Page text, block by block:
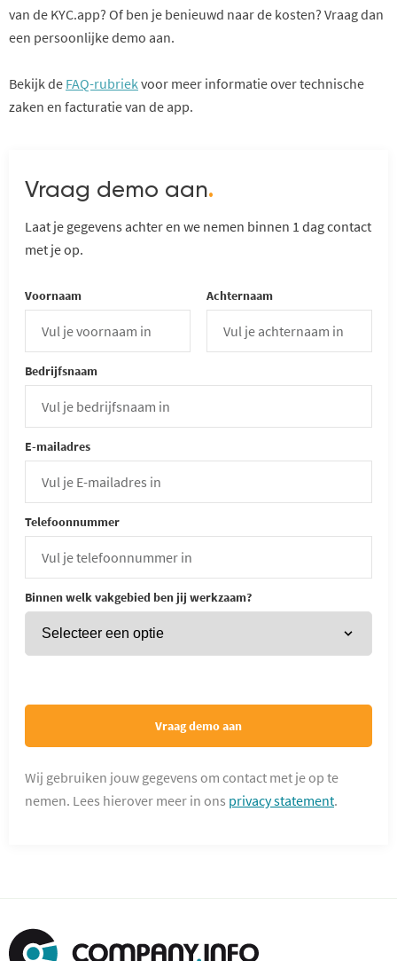
van de KYC.app? Of ben je benieuwd naar de kosten? Vraag dan
een persoonlijke demo aan.
Bekijk de FAQ-rubriek voor meer informatie over technische
zaken en facturatie van de app.
Vraag demo aan.
Laat je gegevens achter en we nemen binnen 1 dag contact
met je op.
Voornaam Achternaam
Bedrijfsnaam
E-mailadres
Telefoonnummer
Binnen welk vakgebied ben jij werkzaam?
Vraag demo aan
Wij gebruiken jouw gegevens om contact met je op te
nemen. Lees hierover meer in ons privacy statement.